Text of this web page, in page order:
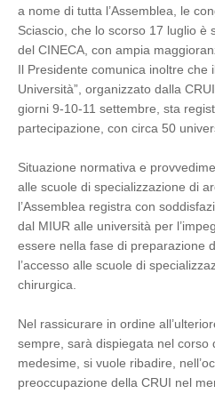
a nome di tutta l’Assemblea, le
Sciascio, che lo scorso 17 luglio è
del CINECA, con ampia
Il Presidente comunica inoltre che
Università”, organizzato dalla
giorni 9-10-11 settembre, sta
partecipazione, con circa 50
Situazione normativa e
alle scuole di specializzazione di
l’Assemblea registra con
dal MIUR alle università per
essere nella fase di preparazione
l’accesso alle scuole di
chirurgica.
Nel rassicurare in ordine
sempre, sarà dispiegata nel corso
medesime, si vuole ribadire,
preoccupazione della CRUI nel